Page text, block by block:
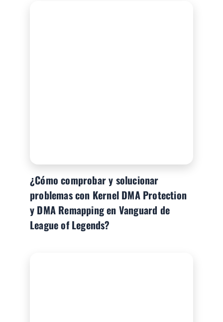
¿Cómo comprobar y solucionar
problemas con Kernel DMA Protection
y DMA Remapping en Vanguard de
League of Legends?